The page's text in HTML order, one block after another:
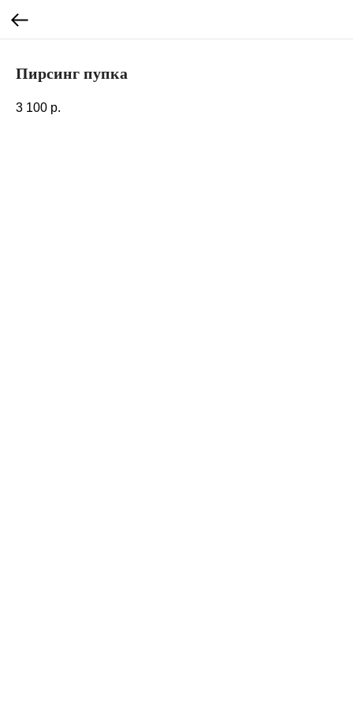
Пирсинг пупка
3 100 р.